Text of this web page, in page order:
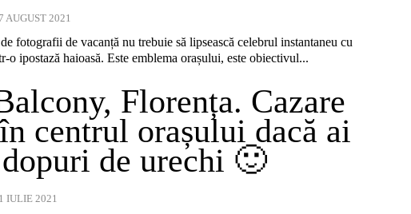
AUGUST 2021
fotografii de vacanță nu trebuie să lipsească celebrul instantaneu cu
o ipostază haioasă. Este emblema orașului, este obiectivul...
Florența. Cazare
centrul orașului dacă ai
de urechi 🙂
IULIE 2021